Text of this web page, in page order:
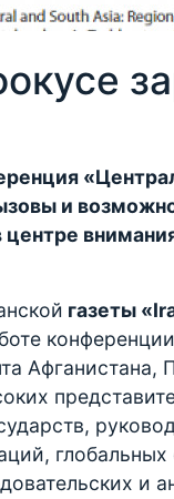
и
центре
газеты
и